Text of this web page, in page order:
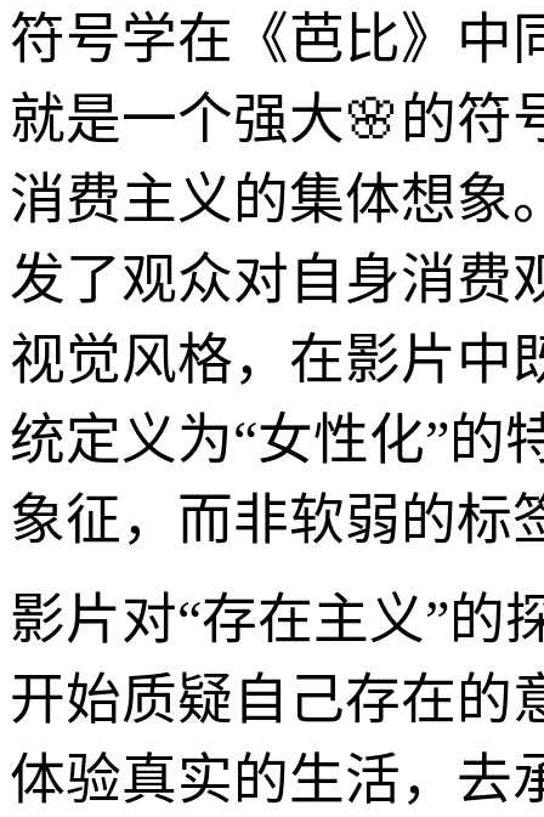
符号学在《芭比》中
就是一个强大🌸的符
消费主义的集体想象
发了观众对自身消费
视觉风格，在影片中
统定义为“女性化”的
象征，而非软弱的标
影片对“存在主义”的
开始质疑自己存在的
体验真实的生活，去